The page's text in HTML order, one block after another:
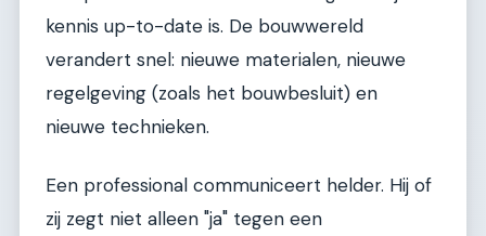
kennis up-to-date is. De bouwwereld
verandert snel: nieuwe materialen, nieuwe
regelgeving (zoals het bouwbesluit) en
nieuwe technieken.
Een professional communiceert helder. Hij of
zij zegt niet alleen "ja" tegen een